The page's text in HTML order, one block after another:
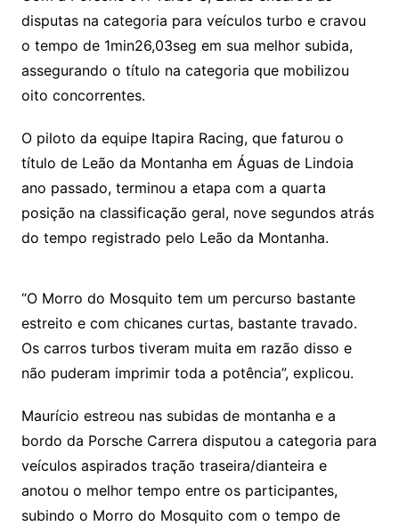
disputas na categoria para veículos turbo e cravou
o tempo de 1min26,03seg em sua melhor subida,
assegurando o título na categoria que mobilizou
oito concorrentes.
O piloto da equipe Itapira Racing, que faturou o
título de Leão da Montanha em Águas de Lindoia
ano passado, terminou a etapa com a quarta
posição na classificação geral, nove segundos atrás
do tempo registrado pelo Leão da Montanha.
“O Morro do Mosquito tem um percurso bastante
estreito e com chicanes curtas, bastante travado.
Os carros turbos tiveram muita em razão disso e
não puderam imprimir toda a potência”, explicou.
Maurício estreou nas subidas de montanha e a
bordo da Porsche Carrera disputou a categoria para
veículos aspirados tração traseira/dianteira e
anotou o melhor tempo entre os participantes,
subindo o Morro do Mosquito com o tempo de